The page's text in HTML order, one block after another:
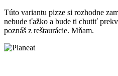
Túto variantu pizze si rozhodne
nebude ťažko a bude ti chutiť
poznáš z reštaurácie. Mňam.